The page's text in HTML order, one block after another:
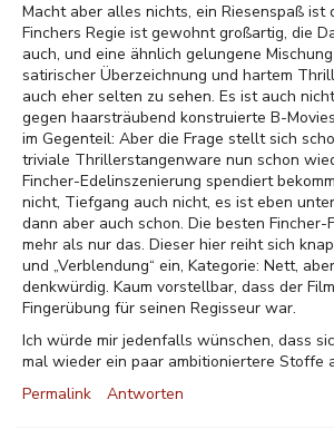
Macht aber alles nichts, ein Riesenspaß ist
Finchers Regie ist gewohnt großartig, die
auch, und eine ähnlich gelungene
satirischer Überzeichnung und hartem
auch eher selten zu sehen. Es ist auch
gegen haarsträubend konstruierte B-
im Gegenteil: Aber die Frage stellt sich
triviale Thrillerstangenware nun schon
Fincher-Edelinszenierung spendiert
nicht, Tiefgang auch nicht, es ist eben
dann aber auch schon. Die besten
mehr als nur das. Dieser hier reiht sich
und „Verblendung“ ein, Kategorie: Nett,
denkwürdig. Kaum vorstellbar, dass der
Fingerübung für seinen Regisseur war.
Ich würde mir jedenfalls wünschen, dass
mal wieder ein paar ambitioniertere Stoffe
Permalink
Antworten